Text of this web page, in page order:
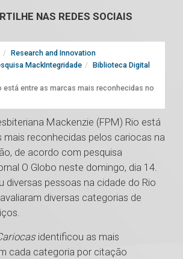
NAS REDES SOCIAIS
Research and Innovation
MackIntegridade
Biblioteca Digital
está entre as marcas mais reconhecidas no
Mackenzie (FPM) Rio está
mais reconhecidas pelos cariocas na
de acordo com pesquisa
O Globo neste domingo, dia 14.
diversas pessoas na cidade do Rio
diversas categorias de
identificou as mais
cada categoria por citação